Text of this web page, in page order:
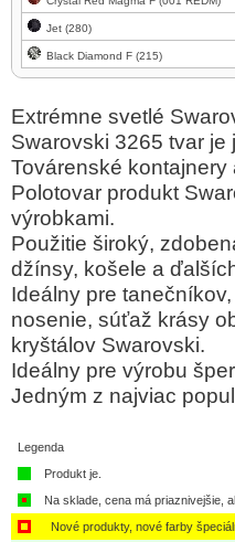
Jet (280)
Black Diamond F (215)
Extrémne svetlé
Swarovski 3265 tvar je
Továrenské
Polotovar produkt
výrobkami.
Použitie široký,
džínsy, košele a
Ideálny pre
nosenie, súťaž krásy
kryštálov Swarovski.
Ideálny pre výrobu
Jedným z najviac
Legenda
Produkt je.
Na sklade, cena má priaznivejšie,
Nové produkty, nové farby